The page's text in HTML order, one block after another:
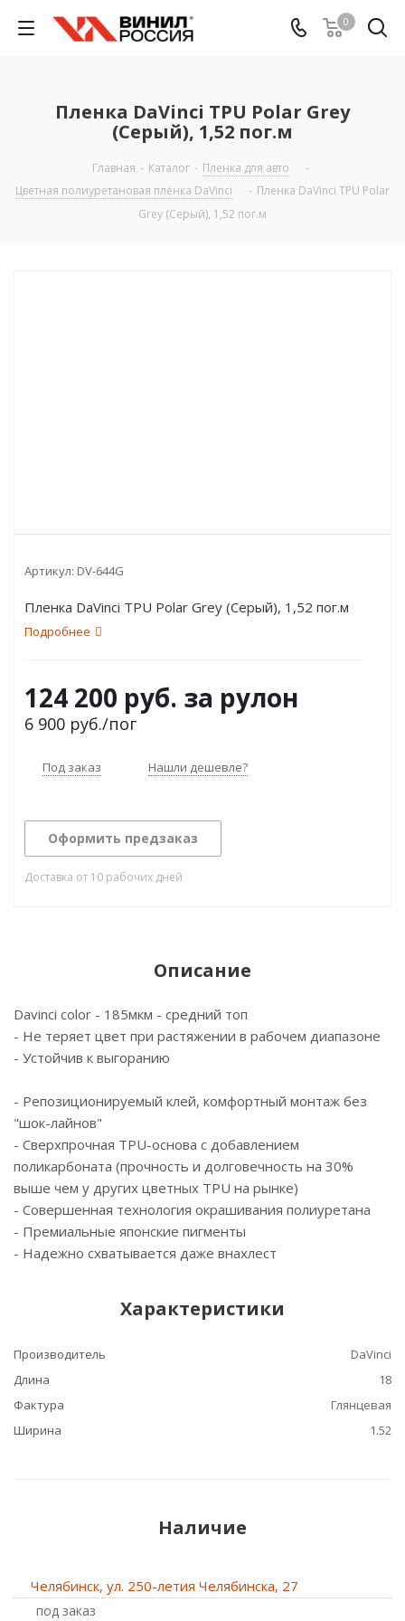
0
Пленка DaVinci TPU Polar Grey
(Серый), 1,52 пог.м
Главная - Каталог - Пленка для авто
-
Цветная полиуретановая плёнка DaVinci
- Пленка DaVinci TPU Polar
Grey (Серый), 1,52 пог.м
Артикул: DV-644G
Пленка DaVinci TPU Polar Grey (Серый), 1,52 пог.м
Подробнее
124 200 руб. за рулон
6 900 руб./пог
Под заказ Нашли дешевле?
Оформить предзаказ
Доставка от 10 рабочих дней
Описание
Davinci color - 185мкм - средний топ
- Не теряет цвет при растяжении в рабочем диапазоне
- Устойчив к выгоранию
- Репозиционируемый клей, комфортный монтаж без
"шок-лайнов"
- Сверхпрочная TPU-основа с добавлением
поликарбоната (прочность и долговечность на 30%
выше чем у других цветных TPU на рынке)
- Cовершенная технология окрашивания полиуретана
- Премиальные японские пигменты
- Надежно схватывается даже внахлест
Характеристики
Производитель
DaVinci
Длина
18
Фактура
Глянцевая
Ширина
1.52
Наличие
Челябинск, ул. 250-летия Челябинска, 27
Под заказ